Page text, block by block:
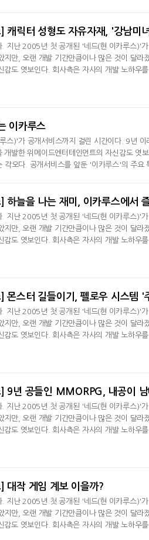
] 캐릭터 성형도 자유자재, '강남미
. 지난 2005년 첫 공개된 '네드(현 이카루스)'
지만, 오랜 개발 기간만큼이나 많은 것이 달라
감도 엿보인다. 회사측은 자사의 개발 노하우
이카루스
)'가 공개서비스까지 걸린 시간이다. 9년 이
발한 위메이드엔터테인먼트의 자신감도 엿
오다. 공개서비스를 앞둔 '이카루스'의 주요
] 하늘을 나는 재미, 이카루스에서
. 지난 2005년 첫 공개된 '네드(현 이카루스)'
지만, 오랜 개발 기간만큼이나 많은 것이 달라
감도 엿보인다. 회사측은 자사의 개발 노하우
] 몬스터 길들이기, 펠로우 시스템 '
. 지난 2005년 첫 공개된 '네드(현 이카루스)'
지만, 오랜 개발 기간만큼이나 많은 것이 달라
감도 엿보인다. 회사측은 자사의 개발 노하우
] 9년 공들인 MMORPG, 내공이 남
. 지난 2005년 첫 공개된 '네드(현 이카루스)'
지만, 오랜 개발 기간만큼이나 많은 것이 달라
감도 엿보인다. 회사측은 자사의 개발 노하우
] 대작 게임 계보 이을까?
. 지난 2005년 첫 공개된 '네드(현 이카루스)'
지만, 오랜 개발 기간만큼이나 많은 것이 달라
감도 엿보인다. 회사측은 자사의 개발 노하우